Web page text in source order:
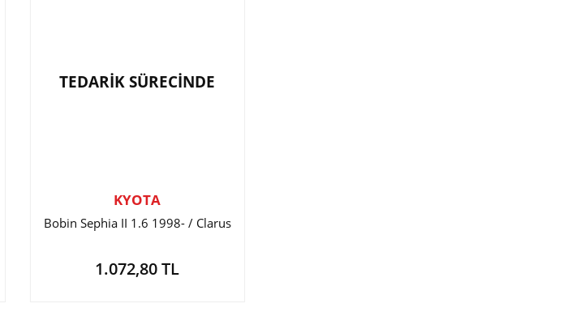
TEDARİK SÜRECİNDE
KYOTA
Bobin Sephia II 1.6 1998- / Clarus
1.072,80 TL